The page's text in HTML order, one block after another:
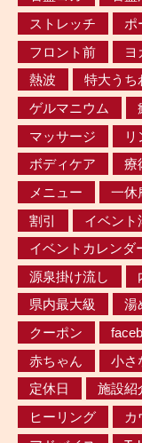
ストレッチ
ポ
フロント前
ヨ
熱波
特大うち
ゲルマニウム
マッサージ
リ
ボディケア
療
メニュー
一休
割引
イベント
イベントカレンダ
源泉掛け流し
県内最大級
湯
クーポン
赤ちゃん
小さ
定休日
施設紹
ヒーリング
カ